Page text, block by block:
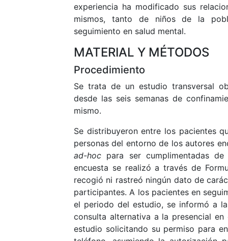
experiencia ha modificado sus
mismos, tanto de niños de la
seguimiento en salud mental.
MATERIAL Y MÉTODOS
Procedimiento
Se trata de un estudio transversal
desde las seis semanas de
mismo.
Se distribuyeron entre los pacientes
personas del entorno de los autores
ad-hoc para ser cumplimentadas
encuesta se realizó a través de
recogió ni rastreó ningún dato de
participantes. A los pacientes en
el periodo del estudio, se informó a
consulta alternativa a la presencial
estudio solicitando su permiso para